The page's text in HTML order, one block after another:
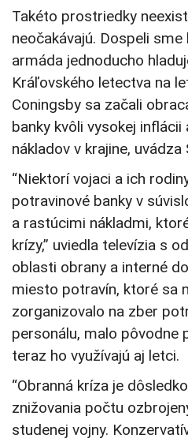
Takéto prostriedky
neočakávajú. Dospeli
armáda jednoducho
Kráľovského letectva na
Coningsby sa začali
banky kvôli vysokej
nákladov v krajine, uvádza
“Niektorí vojaci a ich
potravinové banky v
a rastúcimi nákladmi,
krízy,” uviedla televízia s
oblasti obrany a interné
miesto potravín, ktoré sa
zorganizovalo na zber
personálu, malo pôvodne
teraz ho využívajú aj letci.
“Obranná kríza je
znižovania počtu
studenej vojny.